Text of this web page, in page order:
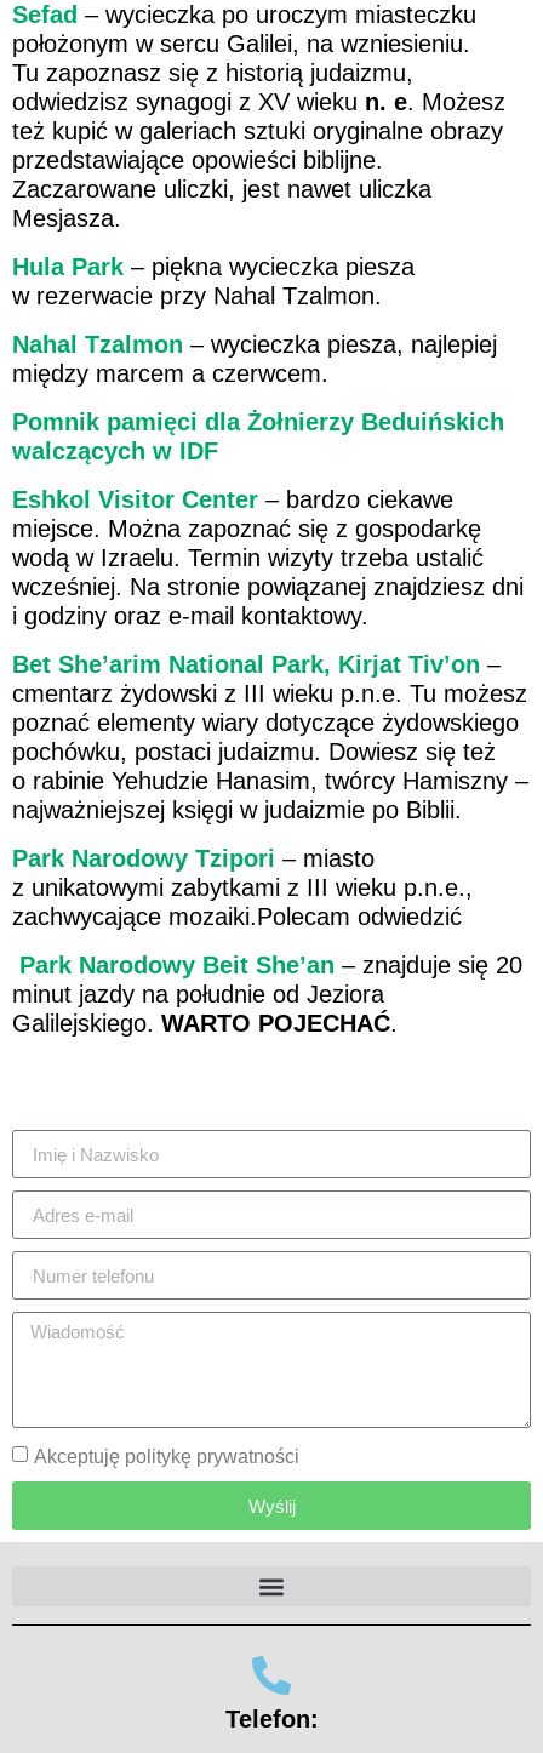
Sefad – wycieczka po uroczym miasteczku
położonym w sercu Galilei, na wzniesieniu.
Tu zapoznasz się z historią judaizmu,
odwiedzisz synagogi z XV wieku n. e. Możesz
też kupić w galeriach sztuki oryginalne obrazy
przedstawiające opowieści biblijne.
Zaczarowane uliczki, jest nawet uliczka
Mesjasza.
Hula Park – piękna wycieczka piesza
w rezerwacie przy Nahal Tzalmon.
Nahal Tzalmon – wycieczka piesza, najlepiej
między marcem a czerwcem.
Pomnik pamięci dla Żołnierzy Beduińskich
walczących w IDF
Eshkol Visitor Center – bardzo ciekawe
miejsce. Można zapoznać się z gospodarkę
wodą w Izraelu. Termin wizyty trzeba ustalić
wcześniej. Na stronie powiązanej znajdziesz dni
i godziny oraz e-mail kontaktowy.
Bet She’arim National Park, Kirjat Tiv’on –
cmentarz żydowski z III wieku p.n.e. Tu możesz
poznać elementy wiary dotyczące żydowskiego
pochówku, postaci judaizmu. Dowiesz się też
o rabinie Yehudzie Hanasim, twórcy Hamiszny –
najważniejszej księgi w judaizmie po Biblii.
Park Narodowy Tzipori – miasto
z unikatowymi zabytkami z III wieku p.n.e.,
zachwycające mozaiki.Polecam odwiedzić
Park Narodowy Beit She’an – znajduje się 20
minut jazdy na południe od Jeziora
Galilejskiego. WARTO POJECHAĆ.
Akceptuję politykę prywatności
Wyślij
Telefon: